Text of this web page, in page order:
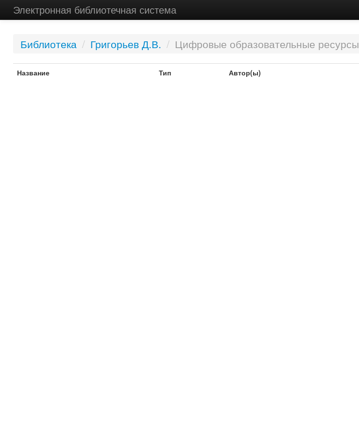
Электронная библиотечная система
Библиотека / Григорьев Д.В. / Цифровые образовательные ресурсы
Название Тип Автор(ы)